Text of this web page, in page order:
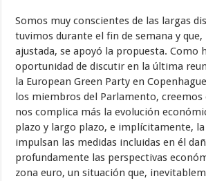
Somos muy conscientes de las largas
tuvimos durante el fin de semana y
ajustada, se apoyó la propuesta. Como
oportunidad de discutir en la última
la European Green Party en
los miembros del Parlamento, creemos
nos complica más la evolución
plazo y largo plazo, e implícitamente, la
impulsan las medidas incluidas en él
profundamente las perspectivas
zona euro, un situación que,